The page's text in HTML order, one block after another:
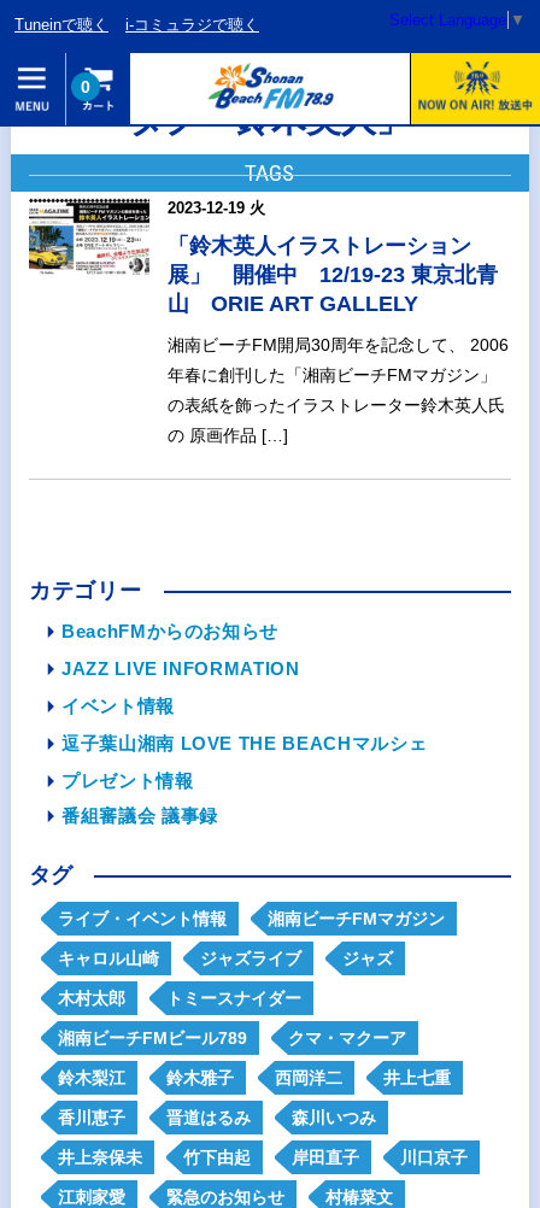
Tuneinで聴く i-コミュラジで聴く Select Language ▼
0
タグ「鈴木英人」
TAGS
2023-12-19 火
「鈴木英人イラストレーション
展」 開催中 12/19-23 東京北青
山 ORIE ART GALLELY
湘南ビーチFM開局30周年を記念して、 2006
年春に創刊した「湘南ビーチFMマガジン」
の表紙を飾ったイラストレーター鈴木英人氏
の 原画作品 […]
カテゴリー
BeachFMからのお知らせ
JAZZ LIVE INFORMATION
イベント情報
逗子葉山湘南 LOVE THE BEACHマルシェ
プレゼント情報
番組審議会 議事録
タグ
ライブ・イベント情報 湘南ビーチFMマガジン
キャロル山崎 ジャズライブ ジャズ
木村太郎 トミースナイダー
湘南ビーチFMビール789 クマ・マクーア
鈴木梨江 鈴木雅子 西岡洋二 井上七重
香川恵子 晋道はるみ 森川いつみ
井上奈保未 竹下由起 岸田直子 川口京子
江刺家愛 緊急のお知らせ 村椿菜文